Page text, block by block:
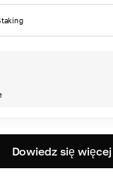
Dowiedz się więcej